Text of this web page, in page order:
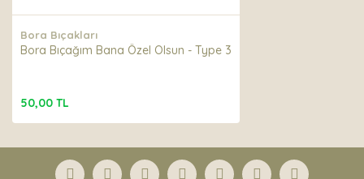
Bora Bıçakları
Bora Bıçağım Bana Özel Olsun - Type 3
50,00 TL